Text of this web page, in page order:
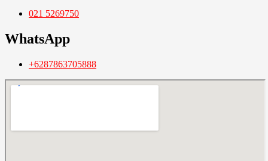
021 5269750
WhatsApp
+6287863705888